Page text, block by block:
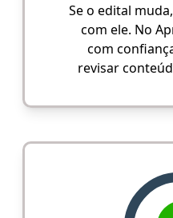
Se o edital
com ele. No
com
revisar